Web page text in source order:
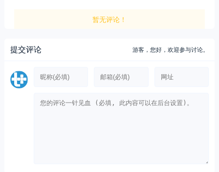
暂无评论！
提交评论 游客，您好，欢迎参与讨论。